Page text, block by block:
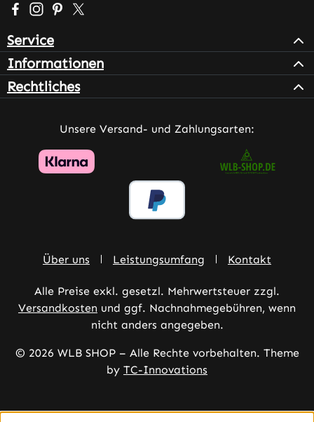
Besuche uns auf Facebook – öffnet in neuem Tab
Schau auf Instagram vorbei – öffnet in neuem Tab
Lass dich auf Pinterest inspirieren – öffnet in
Folge uns auf X – öffnet in neuem Tab
Service
Informationen
Rechtliches
Unsere Versand- und Zahlungsarten:
Über uns Leistungsumfang Kontakt
Alle Preise exkl. gesetzl. Mehrwertsteuer zzgl.
Versandkosten und ggf. Nachnahmegebühren, wenn
nicht anders angegeben.
© 2026 WLB SHOP – Alle Rechte vorbehalten. Theme
by TC-Innovations